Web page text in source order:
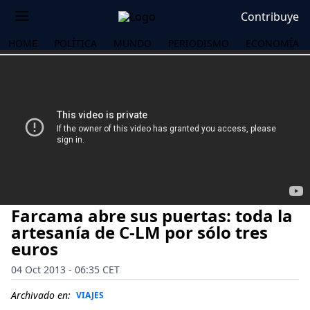
Contribuye
HOME POLÍTICA MUNDO PERIODISMO ECONOMÍA
Farcama abre sus puertas: toda la
artesanía de C-LM por sólo tres
euros
04 Oct 2013 - 06:35 CET
Archivado en: VIAJES